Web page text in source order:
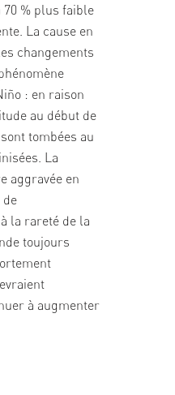
% plus faible
La cause en
changements
: en raison
au début de
tombées au
La
aggravée en
de
la rareté de la
toujours
à augmenter